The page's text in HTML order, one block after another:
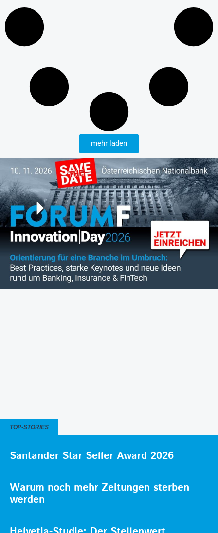
mehr laden
TOP-STORIES
Santander Star Seller Award 2026
Warum noch mehr Zeitungen sterben
werden